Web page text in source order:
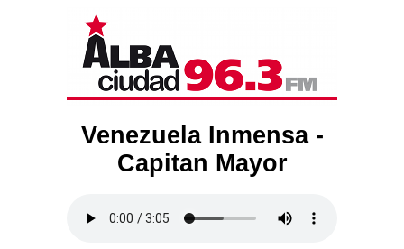
Venezuela Inmensa -
Capitan Mayor